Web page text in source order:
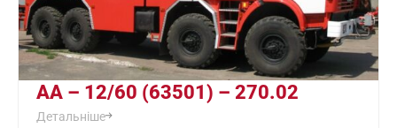
АА – 12/60 (63501) – 270.02
Детальніше